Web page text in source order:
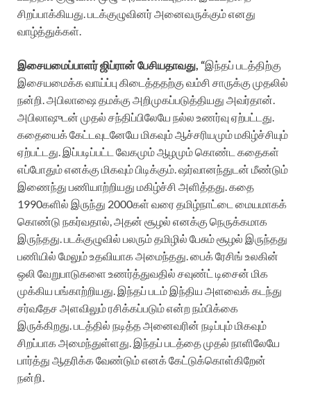
சிறப்பாக்கியது. படக்குழுவினர் அனைவருக்கும் எனது
வாழ்த்துக்கள்.
இசையமைப்பாளர் ஜிப்ரான் பேசியதாவது, “இந்தப் படத்திற்கு
இசையமைக்க வாய்ப்பு கிடைத்ததற்கு வம்சி சாருக்கு முதலில்
நன்றி. அபிலாஷை தமக்கு அறிமுகப்படுத்தியது அவர்தான்.
அபிலாஷுடன் முதல் சந்திப்பிலேயே நல்ல உணர்வு ஏற்பட்டது.
கதையைக் கேட்டவுடனேயே மிகவும் ஆச்சரியமும் மகிழ்ச்சியும்
ஏற்பட்டது. இப்படிப்பட்ட வேகமும் ஆழமும் கொண்ட கதைகள்
எப்போதும் எனக்கு மிகவும் பிடிக்கும். ஷர்வானந்துடன் மீண்டும்
இணைந்து பணியாற்றியது மகிழ்ச்சி அளித்தது. கதை
1990களில் இருந்து 2000கள் வரை தமிழ்நாட்டை மையமாகக்
கொண்டு நகர்வதால், அதன் சூழல் எனக்கு நெருக்கமாக
இருந்தது. படக்குழுவில் பலரும் தமிழில் பேசும் சூழல் இருந்தது
பணியில் மேலும் உதவியாக அமைந்தது. பைக் ரேசிங் உலகின்
ஒலி வேறுபாடுகளை உணர்த்துவதில் சவுண்ட் டிசைன் மிக
முக்கிய பங்காற்றியது. இந்தப் படம் இந்திய அளவைக் கடந்து
சர்வதேச அளவிலும் ரசிக்கப்படும் என்ற நம்பிக்கை
இருக்கிறது. படத்தில் நடித்த அனைவரின் நடிப்பும் மிகவும்
சிறப்பாக அமைந்துள்ளது. இந்தப் படத்தை முதல் நாளிலேயே
பார்த்து ஆதரிக்க வேண்டும் எனக் கேட்டுக்கொள்கிறேன்
நன்றி.